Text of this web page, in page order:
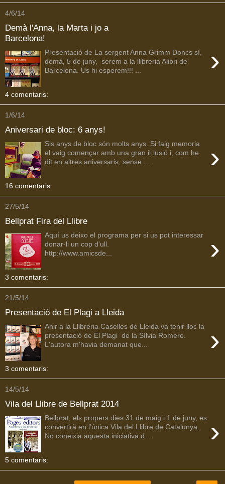
4/6/14
Demà l'Anna, la Marta i jo a
Barcelona!
›
Presentació de La sergent Anna Grimm Doncs sí,
demà, 5 de juny, serem a la llibreria Alibri de
Barcelona. Us hi esperem!!! ...
4 comentaris:
1/6/14
Aniversari de bloc: 6 anys!
›
Sis anys de bloc són molts anys. Si faig memoria
el vaig començar amb una gran il·lusió i, com he
dit en altres aniversaris, sense ...
16 comentaris:
27/5/14
Bellprat Fira del Llibre
›
Aquí us deixo el programa per si us pot interessar
donar-li un cop d'ull.
http://www.amicsde...
3 comentaris:
21/5/14
Presentació de El Plagi a Lleida
›
Ahir a la Llibreria Caselles de Lleida va tenir lloc la
presentació de El Plagi de la Sílvia Romero.
L'autora m'havia demanat que...
3 comentaris:
14/5/14
Vila del Llibre de Bellprat 2014
›
Bellprat, els propers dies 31 de maig i 1 de juny, es
convertirà en l’única Vila del Llibre de Catalunya.
No coneixia aquesta iniciativa d...
5 comentaris: